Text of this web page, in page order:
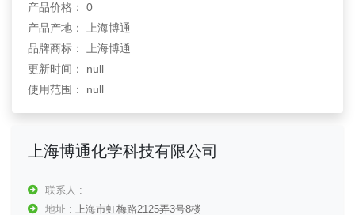
产品价格： 0
产品产地： 上海博通
品牌商标： 上海博通
更新时间： null
使用范围： null
上海博通化学科技有限公司
联系人 :
地址 : 上海市虹梅路2125弄3号8楼